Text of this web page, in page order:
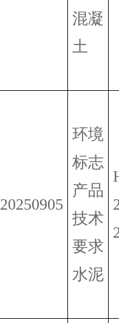
混凝
土
20250905
环境
标志
产品
技术
要求
水泥